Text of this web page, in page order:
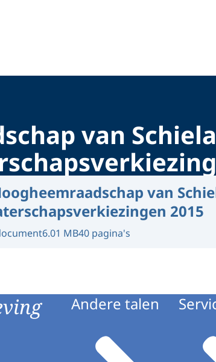
van
van
2015
6.01 MB40 pagina's
Andere talen